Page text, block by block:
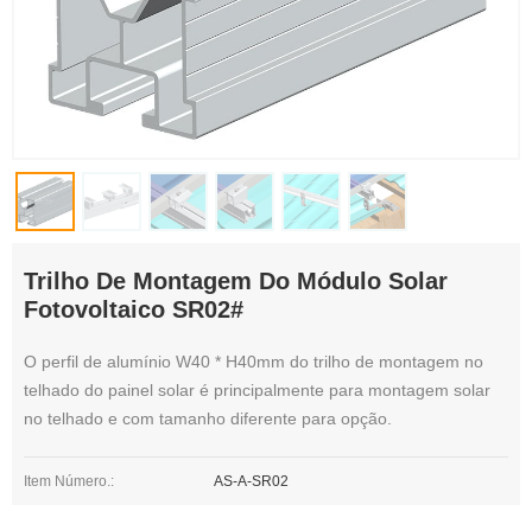
Trilho De Montagem Do Módulo Solar
Fotovoltaico SR02#
O perfil de alumínio W40 * H40mm do trilho de montagem no
telhado do painel solar é principalmente para montagem solar
no telhado e com tamanho diferente para opção.
Item Número.: AS-A-SR02